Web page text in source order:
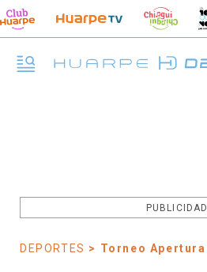
PUBLICIDAD
DEPORTES > Torneo Apertura